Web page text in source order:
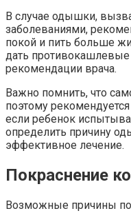
В случае одышки,
заболеваниями,
покой и пить больше
дать
рекомендации врача.
Важно помнить, что
поэтому
если ребенок
определить причину
эффективное лечение.
Покраснение
Возможные причины